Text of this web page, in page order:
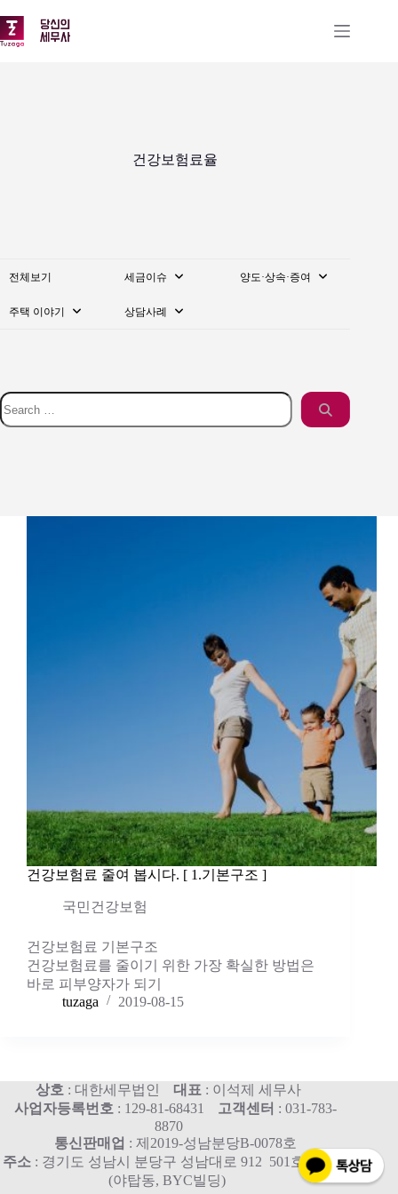
문
으
건강보험료율
전체보기 세금이슈 양도·상속·증여
주택 이야기 상담사례
건강보험료 줄여 봅시다. [ 1.기본구조 ]
국민건강보험
건강보험료 기본구조
건강보험료를 줄이기 위한 가장 확실한 방법은
바로 피부양자가 되기
tuzaga
2019-08-15
상호 : 대한세무법인 대표 : 이석제 세무사
사업자등록번호 : 129-81-68431 고객센터 : 031-783-
8870
통신판매업 : 제2019-성남분당B-0078호
주소 : 경기도 성남시 분당구 성남대로 912 501호, 515호
(야탑동, BYC빌딩)